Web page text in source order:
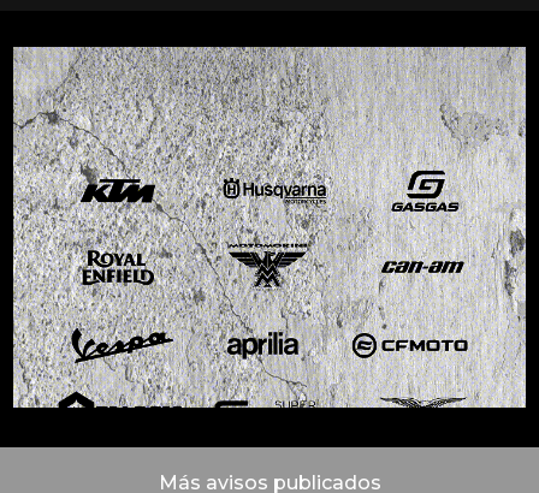
Más avisos publicados